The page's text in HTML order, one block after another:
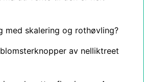
med skalering og rothøvling?
av nelliktreet